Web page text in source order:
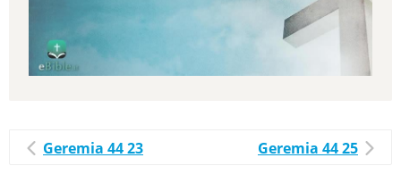
Geremia 44 23 Geremia 44 25